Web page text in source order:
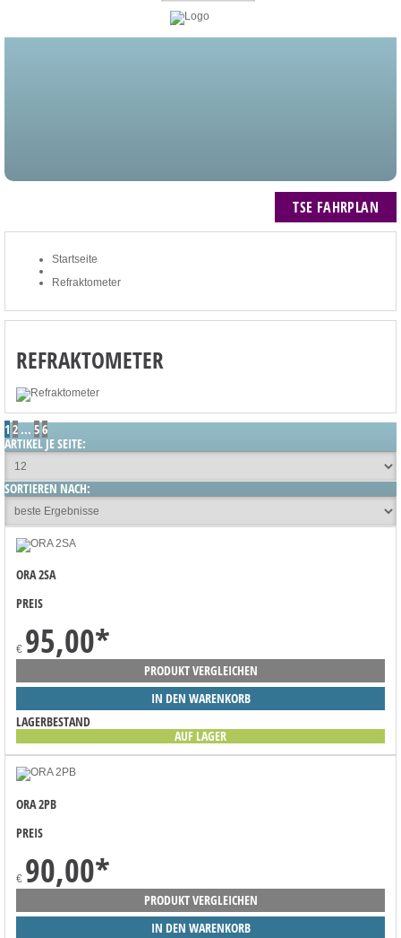
TSE FAHRPLAN
Startseite
Refraktometer
REFRAKTOMETER
1 2 ... 56
ARTIKEL JE SEITE:
SORTIEREN NACH:
ORA 2SA
PREIS
€ 95,00*
PRODUKT VERGLEICHEN
IN DEN WARENKORB
LAGERBESTAND
AUF LAGER
ORA 2PB
PREIS
€ 90,00*
PRODUKT VERGLEICHEN
IN DEN WARENKORB